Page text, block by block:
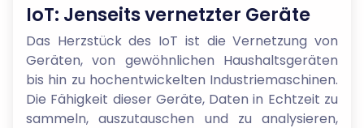
IoT: Jenseits vernetzter Geräte
Das Herzstück des IoT ist die Vernetzung von
Geräten, von gewöhnlichen Haushaltsgeräten
bis hin zu hochentwickelten Industriemaschinen.
Die Fähigkeit dieser Geräte, Daten in Echtzeit zu
sammeln, auszutauschen und zu analysieren,